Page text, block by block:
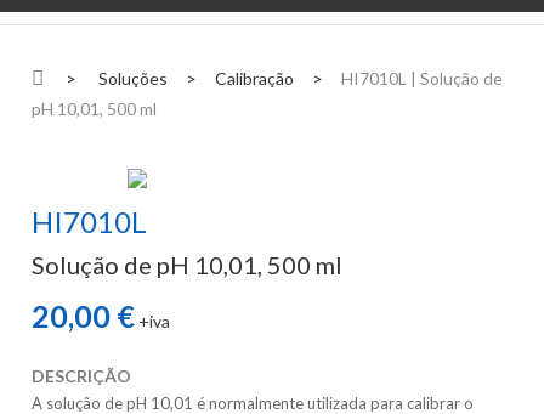
> Soluções > Calibração >
HI7010L | Solução de
pH 10,01, 500 ml
HI7010L
Solução de pH 10,01, 500 ml
20,00 € +iva
DESCRIÇÃO
A solução de pH 10,01 é normalmente utilizada para calibrar o